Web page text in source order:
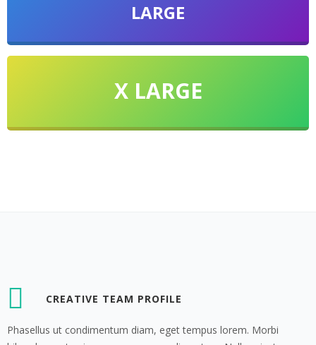
LARGE
X LARGE
CREATIVE TEAM PROFILE
Phasellus ut condimentum diam, eget tempus lorem. Morbi